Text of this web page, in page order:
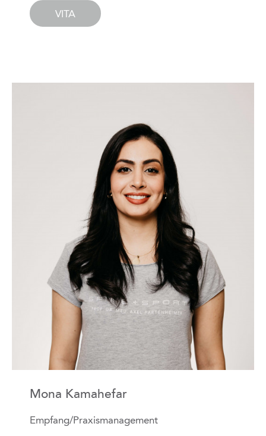
VITA
Mona Kamahefar
Empfang/Praxismanagement